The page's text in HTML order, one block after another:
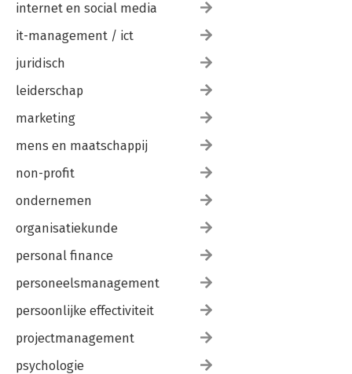
internet en social media
it-management / ict
juridisch
leiderschap
marketing
mens en maatschappij
non-profit
ondernemen
organisatiekunde
personal finance
personeelsmanagement
persoonlijke effectiviteit
projectmanagement
psychologie